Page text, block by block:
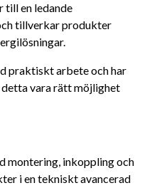
till en ledande
tillverkar produkter
praktiskt arbete och har
vara rätt möjlighet
montering, inkoppling och
i en tekniskt avancerad